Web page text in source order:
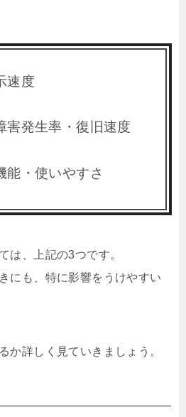
速度
害発生率・復旧速度
能・使いやすさ
は、上記の3つです。
にも、特に影響をうけやすい
か詳しく見ていきましょう。